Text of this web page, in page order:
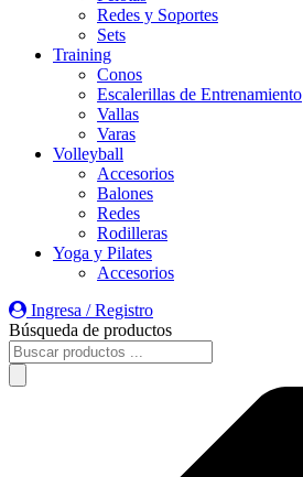
Redes y Soportes
Sets
Training
Conos
Escalerillas de Entrenamiento
Vallas
Varas
Volleyball
Accesorios
Balones
Redes
Rodilleras
Yoga y Pilates
Accesorios
Ingresa / Registro
Búsqueda de productos